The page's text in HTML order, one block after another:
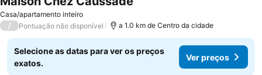
Casa/apartamento inteiro
/ Pontuação não disponível a 1.0 km de Centro da cidade
Selecione as datas para ver os preços
exatos.
Ver preços